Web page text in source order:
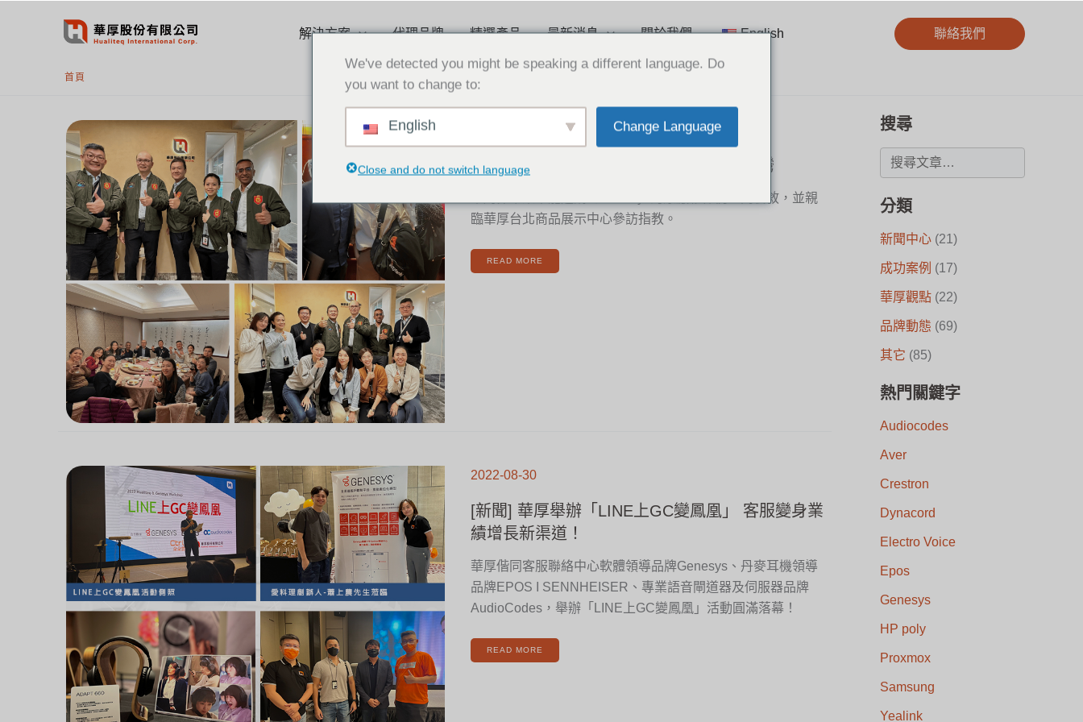
解決方案 代理品牌 精選產品 最新消息 關於我們 English 聯絡我們
首頁
[新聞] 熱烈歡迎Genesys原廠夥伴蒞臨台灣
本周非常榮幸能邀請到Genesys的原廠夥伴們一同餐敘，並親
臨華厚台北商品展示中心參訪指教。
歡
原
蒞
臨
台
灣
READ MORE
2022-08-30
[新聞] 華厚舉辦「LINE上GC變鳳凰」 客服變身業
績增長新渠道！
華厚偕同客服聯絡中心軟體領導品牌Genesys、丹麥耳機領導
品牌EPOS I SENNHEISER、專業語音閘道器及伺服器品牌
AudioCodes，舉辦「LINE上GC變鳳凰」活動圓滿落幕！
聞]
華
「LINE
上
GC
變
鳳
服
變
身
業
增
長
道！
READ MORE
搜尋
分類
新聞中心 (21)
成功案例 (17)
華厚觀點 (22)
品牌動態 (69)
其它 (85)
熱門關鍵字
Audiocodes
Aver
Crestron
Dynacord
Electro Voice
Epos
Genesys
HP poly
Proxmox
Samsung
Yealink
We've detected you might be speaking a different language. Do
you want to change to:
English Change Language
Close and do not switch language